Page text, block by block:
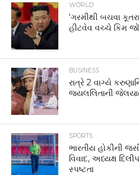
WORLD
‘ગરમીથી બચવા
હીટવેવ વચ્ચે કિમ
BUSINESS
રાત્રે 2 વાગ્યે
જયલલિતાની
SPORTS
ભારતીય હોકીની
વિવાદ, અધ્યક્ષ
સ્પષ્ટતા